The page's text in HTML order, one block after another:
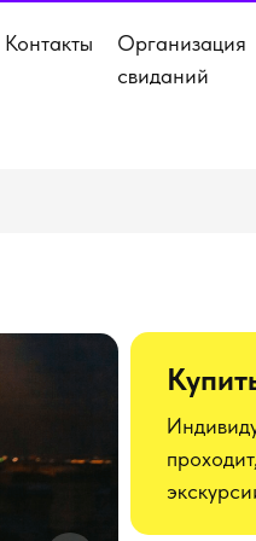
Контакты
Организация
свиданий